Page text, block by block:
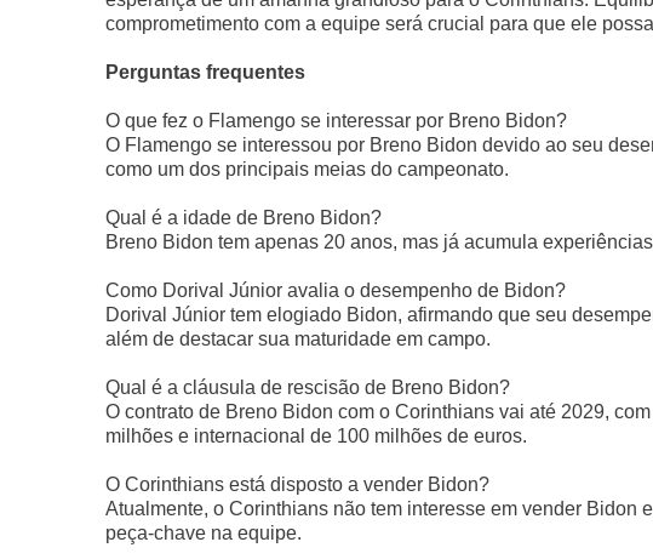
comprometimento com a equipe será crucial para que ele
Perguntas frequentes
O que fez o Flamengo se interessar por Breno Bidon?
O Flamengo se interessou por Breno Bidon devido ao seu
como um dos principais meias do campeonato.
Qual é a idade de Breno Bidon?
Breno Bidon tem apenas 20 anos, mas já acumula
Como Dorival Júnior avalia o desempenho de Bidon?
Dorival Júnior tem elogiado Bidon, afirmando que seu
além de destacar sua maturidade em campo.
Qual é a cláusula de rescisão de Breno Bidon?
O contrato de Breno Bidon com o Corinthians vai até 2029,
milhões e internacional de 100 milhões de euros.
O Corinthians está disposto a vender Bidon?
Atualmente, o Corinthians não tem interesse em vender Bidon
peça-chave na equipe.